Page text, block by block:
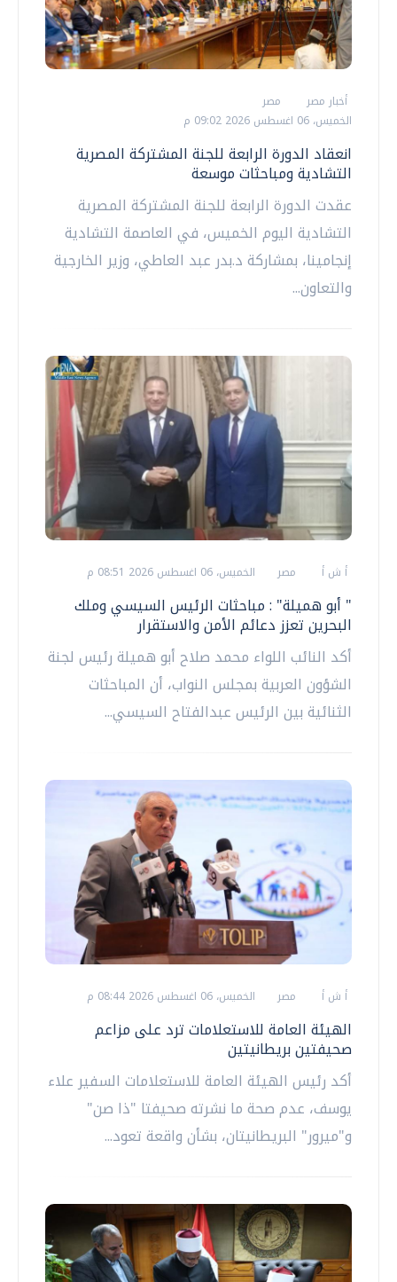
أخبار مصر
مصر
الخميس، 06 اغسطس 2026 09:02 م
انعقاد الدورة الرابعة للجنة المشتركة المصرية
التشادية ومباحثات موسعة
عقدت الدورة الرابعة للجنة المشتركة المصرية
التشادية اليوم الخميس، في العاصمة التشادية
إنجامينا، بمشاركة د.بدر عبد العاطي، وزير الخارجية
والتعاون...
أ ش أ مصر الخميس، 06 اغسطس 2026 08:51 م
" أبو هميلة" : مباحثات الرئيس السيسي وملك
البحرين تعزز دعائم الأمن والاستقرار
أكد النائب اللواء محمد صلاح أبو هميلة رئيس لجنة
الشؤون العربية بمجلس النواب، أن المباحثات
الثنائية بين الرئيس عبدالفتاح السيسي...
أ ش أ مصر الخميس، 06 اغسطس 2026 08:44 م
الهيئة العامة للاستعلامات ترد على مزاعم
صحيفتين بريطانيتين
أكد رئيس الهيئة العامة للاستعلامات السفير علاء
يوسف، عدم صحة ما نشرته صحيفتا "ذا صن"
و"ميرور" البريطانيتان، بشأن واقعة تعود...